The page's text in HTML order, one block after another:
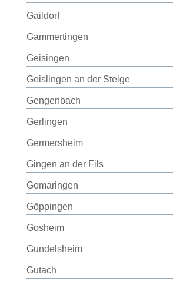
Gaildorf
Gammertingen
Geisingen
Geislingen an der Steige
Gengenbach
Gerlingen
Germersheim
Gingen an der Fils
Gomaringen
Göppingen
Gosheim
Gundelsheim
Gutach